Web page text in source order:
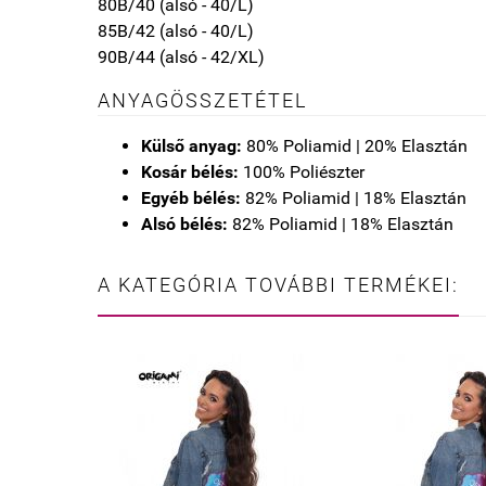
80B/40 (alsó - 40/L)
85B/42 (alsó - 40/L)
90B/44 (alsó - 42/XL)
ANYAGÖSSZETÉTEL
Külső anyag: 80% Poliamid | 20% Elasztán
Kosár bélés: 100% Poliészter
Egyéb bélés: 82% Poliamid | 18% Elasztán
Alsó bélés: 82% Poliamid | 18% Elasztán
A KATEGÓRIA TOVÁBBI TERMÉKEI: